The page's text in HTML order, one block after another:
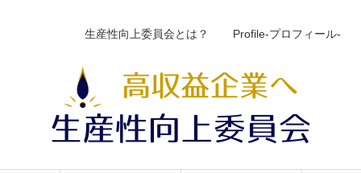
生産性向上委員会とは？ Profile-プロフィール-